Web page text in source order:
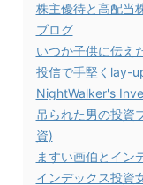
株主優待と高配当
ブログ
いつか子供に伝え
投信で手堅くlay-
NightWalker's
吊られた男の投資
資)
ますい画伯とイン
インデックス投資